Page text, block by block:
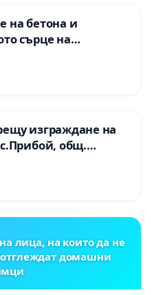
на бетона и
сърце на
Враца
изграждане на
общ.
лица, на които да не
домашни